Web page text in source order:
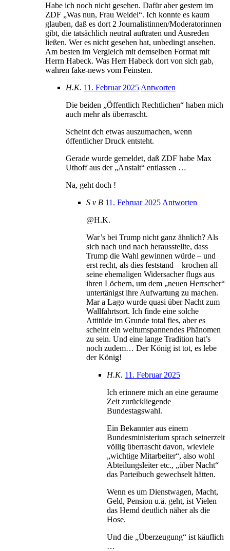
Habe ich noch nicht gesehen. Dafür aber gestern im
ZDF „Was nun, Frau Weidel“. Ich konnte es kaum
glauben, daß es dort 2 Journalistinnen/Moderatorinnen
gibt, die tatsächlich neutral auftraten und Ausreden
ließen. Wer es nicht gesehen hat, unbedingt ansehen.
Am besten im Vergleich mit demselben Format mit
Herrn Habeck. Was Herr Habeck dort von sich gab,
wahren fake-news vom Feinsten.
H.K. 11. Februar 2025 Antworten
Die beiden „Öffentlich Rechtlichen“ haben mich
auch mehr als überrascht.
Scheint dch etwas auszumachen, wenn
öffentlicher Druck entsteht.
Gerade wurde gemeldet, daß ZDF habe Max
Uthoff aus der „Anstalt“ entlassen …
Na, geht doch !
S v B 11. Februar 2025 Antworten
@H.K.
War’s bei Trump nicht ganz ähnlich? Als
sich nach und nach herausstellte, dass
Trump die Wahl gewinnen würde – und
erst recht, als dies feststand – krochen all
seine ehemaligen Widersacher flugs aus
ihren Löchern, um dem „neuen Herrscher“
untertänigst ihre Aufwartung zu machen.
Mar a Lago wurde quasi über Nacht zum
Wallfahrtsort. Ich finde eine solche
Attitüde im Grunde total fies, aber es
scheint ein weltumspannendes Phänomen
zu sein. Und eine lange Tradition hat’s
noch zudem… Der König ist tot, es lebe
der König!
H.K. 11. Februar 2025
Ich erinnere mich an eine geraume
Zeit zurückliegende
Bundestagswahl.
Ein Bekannter aus einem
Bundesministerium sprach seinerzeit
völlig überrascht davon, wieviele
„wichtige Mitarbeiter“, also wohl
Abteilungsleiter etc., „über Nacht“
das Parteibuch gewechselt hätten.
Wenn es um Dienstwagen, Macht,
Geld, Pension u.ä. geht, ist Vielen
das Hemd deutlich näher als die
Hose.
Und die „Überzeugung“ ist käuflich
…